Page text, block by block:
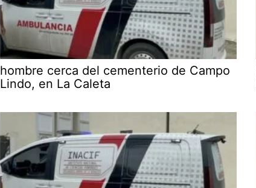
hombre cerca del cementerio de Campo
Lindo, en La Caleta